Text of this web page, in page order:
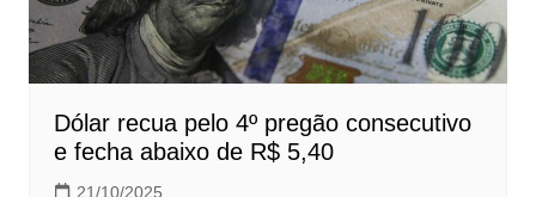
Dólar recua pelo 4º pregão consecutivo
e fecha abaixo de R$ 5,40
21/10/2025